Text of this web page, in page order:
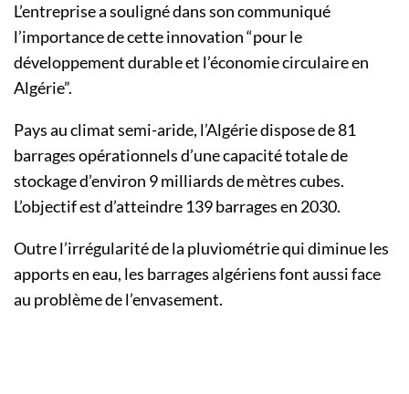
L’entreprise a souligné dans son communiqué
l’importance de cette innovation “pour le
développement durable et l’économie circulaire en
Algérie”.
Pays au climat semi-aride, l’Algérie dispose de 81
barrages opérationnels d’une capacité totale de
stockage d’environ 9 milliards de mètres cubes.
L’objectif est d’atteindre 139 barrages en 2030.
Outre l’irrégularité de la pluviométrie qui diminue les
apports en eau, les barrages algériens font aussi face
au problème de l’envasement.